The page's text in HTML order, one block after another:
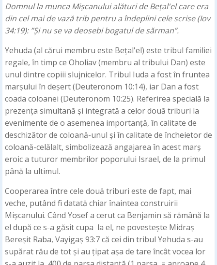
Domnul la munca Mișcanului alături de Bețal'el care era
din cel mai de vază trib pentru a îndeplini cele scrise (Iov
34:19): ”Și nu se va deosebi bogatul de sărman”.
Yehuda (al cărui membru este Bețal'el) este tribul familiei
regale, în timp ce Oholiav (membru al tribului Dan) este
unul dintre copiii slujnicelor. Tribul Iuda a fost în fruntea
marșului în deșert (Deuteronom 10:14), iar Dan a fost
coada coloanei (Deuteronom 10:25). Referirea specială la
prezența simultană și integrată a celor două triburi la
evenimente de o asemenea importanță, în calitate de
deschizător de coloană-unul și în calitate de încheietor de
coloană-celălalt, simbolizează angajarea în acest marș
eroic a tuturor membrilor poporului Israel, de la primul
până la ultimul.
Cooperarea între cele două triburi este de fapt, mai
veche, putând fi datată chiar înaintea construirii
Mișcanului. Când Yosef a cerut ca Benjamin să rămână la
el după ce s-a găsit cupa la el, ne povestește Midraș
Bereșit Raba, Vayigaș 93:7 că cei din tribul Yehuda s-au
supărat rău de tot și au țipat așa de tare încât vocea lor